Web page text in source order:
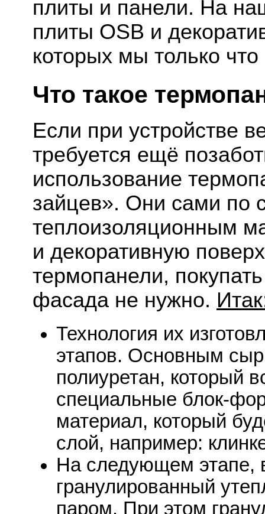
плиты и панели. На
плиты OSB и
которых мы только
Что такое
Если при устройстве
требуется ещё
использование
зайцев». Они сами по
теплоизоляционным
и декоративную
термопанели,
фасада не нужно.
Технология их
этапов. Основным
полиуретан, который
специальные блок-
материал, который
слой, например:
На следующем этапе,
гранулированный
паром. При этом